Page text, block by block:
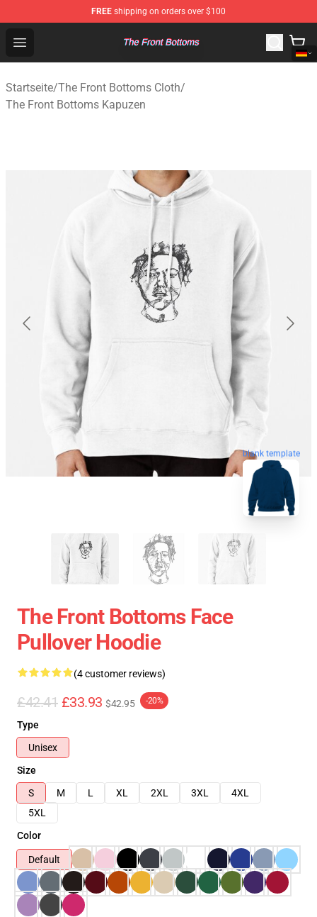
FREE shipping on orders over $100
Open menu
The Front Bottoms Store - Official The Front Bottoms
Startseite/The Front Bottoms Cloth/
The Front Bottoms Kapuzen
blank template
The Front Bottoms Face
Pullover Hoodie
(4 customer reviews)
£42.41 £33.93 $42.95 -20%
Type
Unisex
Size
S
M L XL 2XL 3XL
4XL
5XL
Color
Default